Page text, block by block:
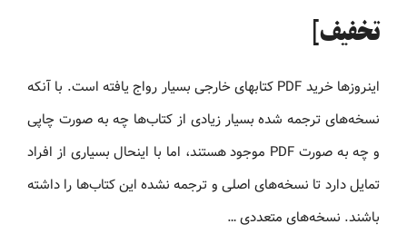
تخفیف]
اینروزها خرید PDF کتاب‎های خارجی بسیار رواج یافته است. با آنکه
نسخه‌های ترجمه شده بسیار زیادی از کتاب‌ها چه به صورت چاپی
و چه به صورت PDF موجود هستند، اما با اینحال بسیاری از افراد
تمایل دارد تا نسخه‌های اصلی و ترجمه نشده این کتاب‌ها را داشته
باشند. نسخه‌های متعددی …